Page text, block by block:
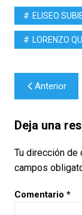
ELISEO
LORENZO
de
entradas
Anterior
Deja una
Tu dirección de
campos
Comentario *